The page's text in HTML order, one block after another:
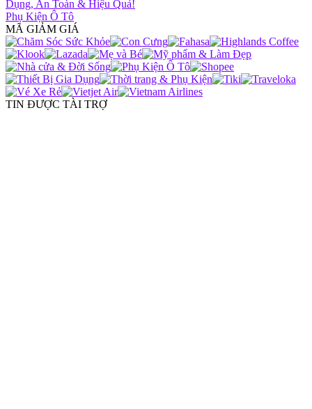
Dụng, An Toàn & Hiệu Quả!
Phụ Kiện Ô Tô
MÃ GIẢM GIÁ
TIN ĐƯỢC TÀI TRỢ